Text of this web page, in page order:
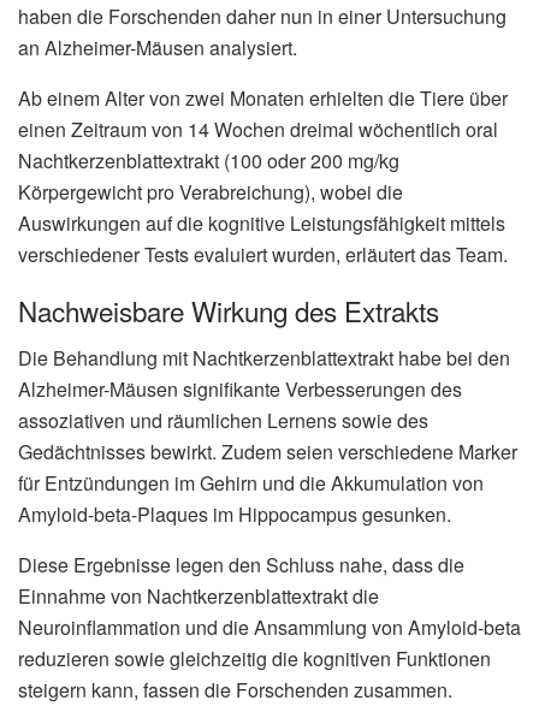
haben die Forschenden daher nun in einer Untersuchung
an Alzheimer-Mäusen analysiert.
Ab einem Alter von zwei Monaten erhielten die Tiere über
einen Zeitraum von 14 Wochen dreimal wöchentlich oral
Nachtkerzenblattextrakt (100 oder 200 mg/kg
Körpergewicht pro Verabreichung), wobei die
Auswirkungen auf die kognitive Leistungsfähigkeit mittels
verschiedener Tests evaluiert wurden, erläutert das Team.
Nachweisbare Wirkung des Extrakts
Die Behandlung mit Nachtkerzenblattextrakt habe bei den
Alzheimer-Mäusen signifikante Verbesserungen des
assoziativen und räumlichen Lernens sowie des
Gedächtnisses bewirkt. Zudem seien verschiedene Marker
für Entzündungen im Gehirn und die Akkumulation von
Amyloid-beta-Plaques im Hippocampus gesunken.
Diese Ergebnisse legen den Schluss nahe, dass die
Einnahme von Nachtkerzenblattextrakt die
Neuroinflammation und die Ansammlung von Amyloid-beta
reduzieren sowie gleichzeitig die kognitiven Funktionen
steigern kann, fassen die Forschenden zusammen.